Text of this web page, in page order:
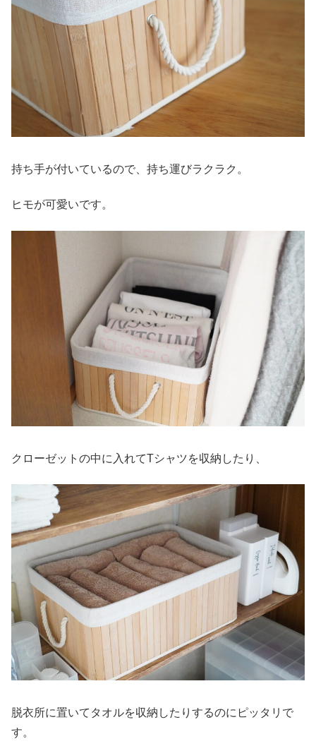
持ち手が付いているので、持ち運びラクラク。
ヒモが可愛いです。
クローゼットの中に入れてTシャツを収納したり、
脱衣所に置いてタオルを収納したりするのにピッタリで
す。